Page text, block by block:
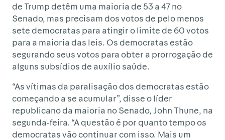
de Trump detêm uma maioria de 53 a 47 no
Senado, mas precisam dos votos de pelo menos
sete democratas para atingir o limite de 60 votos
para a maioria das leis. Os democratas estão
segurando seus votos para obter a prorrogação de
alguns subsídios de auxílio saúde.
“As vítimas da paralisação dos democratas estão
começando a se acumular”, disse o líder
republicano da maioria no Senado, John Thune, na
segunda-feira. “A questão é por quanto tempo os
democratas vão continuar com isso. Mais um